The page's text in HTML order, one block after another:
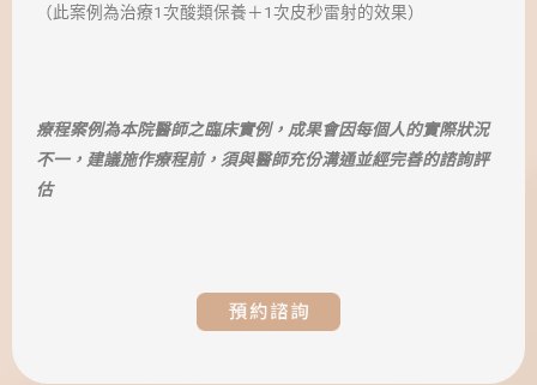
（此案例為治療1次酸類保養＋1次皮秒雷射的效果）
療程案例為本院醫師之臨床實例，成果會因每個人的實際狀況
不一，建議施作療程前，須與醫師充份溝通並經完善的諮詢評
估